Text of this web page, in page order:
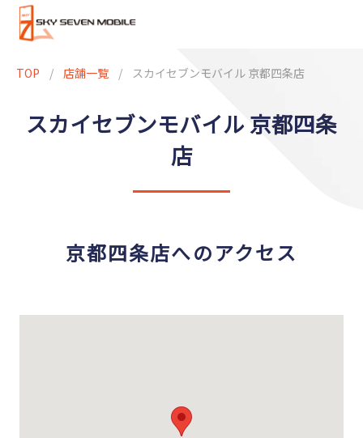
TOP / 店舗一覧 / スカイセブンモバイル 京都四条店
スカイセブンモバイル 京都四条
店
京都四条店へのアクセス